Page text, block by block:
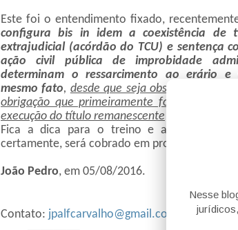
Nesse
Este foi o entendimento fixado,
configura bis in idem a coexistência de
extrajudicial (acórdão do TCU) e sentença
ação civil pública de improbidade
determinam o ressarcimento ao erário e
mesmo fato, desde que seja observada a
obrigação que primeiramente foi executada
execução do título remanescente
Fica a dica para o treino e aprendizado
certamente, será cobrado em provas futuras.
João Pedro, em 05/08/2016.
Contato: jpalfcarvalho@gmail.com